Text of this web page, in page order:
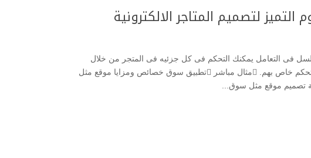
لتصميم المتاجر الالكترونية
فى التعامل يمكنك التحكم فى كل جزئيه فى المتجر من خلال
لوحة التحكم الخاصه بالمتجر مع تعدد التجار تحكم خاص بهم. مثال مباشر تطبيق سوق خصائص ومزايا موقع مثل
تصميم موقع مثل سوق...